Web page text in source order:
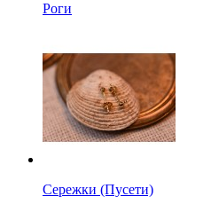
Роги
Сережки (Пусети)